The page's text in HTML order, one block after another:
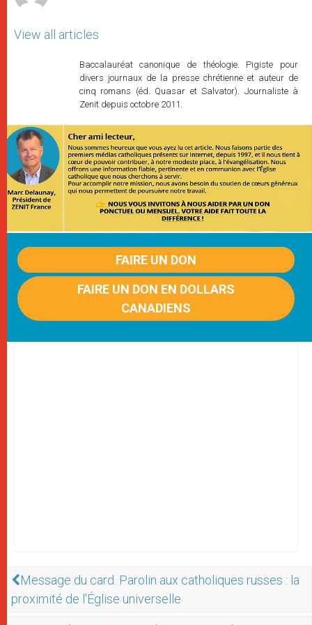
View all articles
Baccalauréat canonique de théologie. Pigiste pour
divers journaux de la presse chrétienne et auteur de
cinq romans (éd. Quasar et Salvator). Journaliste à
Zenit depuis octobre 2011.
FAIRE UN DON
FAIRE UN DON EN DOLLARS
CANADIENS
Message du card. Parolin aux catholiques russes : la
proximité de l'Église universelle